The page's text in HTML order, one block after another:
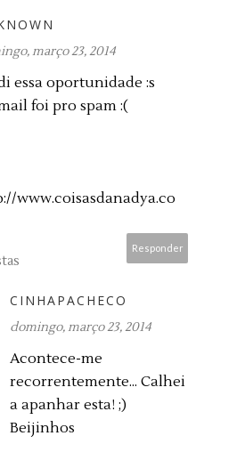
março 23, 2014
essa oportunidade :s
foi pro spam :(
www.coisasdanadya.co
Responder
CINHAPACHECO
domingo, março 23, 2014
Acontece-me
recorrentemente... Calhei
a apanhar esta! ;)
Beijinhos